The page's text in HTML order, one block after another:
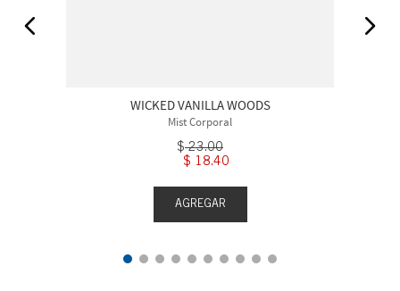
WICKED VANILLA WOODS
Mist Corporal
$ 23.00
$ 18.40
AGREGAR